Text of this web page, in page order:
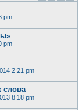
pm
pm
2:21 pm
слова
8:18 pm